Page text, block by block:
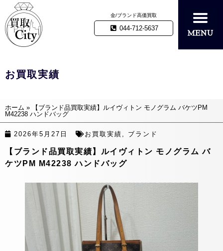
金/ブランド高価買取
044-712-5637
お買取実績
ホーム »
【ブランド品買取実績】ルイヴィトン モノグラム バケツPM
M42238 ハンドバッグ
2026年5月27日 お買取実績 ブランド
【ブランド品買取実績】ルイヴィトン モノグラム バ
ケツPM M42238 ハンドバッグ